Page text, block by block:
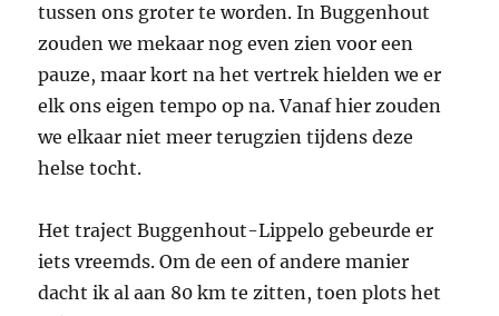
tussen ons groter te worden. In Buggenhout
zouden we mekaar nog even zien voor een
pauze, maar kort na het vertrek hielden we er
elk ons eigen tempo op na. Vanaf hier zouden
we elkaar niet meer terugzien tijdens deze
helse tocht.
Het traject Buggenhout-Lippelo gebeurde er
iets vreemds. Om de een of andere manier
dacht ik al aan 80 km te zitten, toen plots het